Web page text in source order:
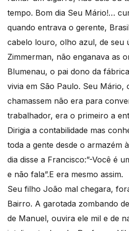
tempo. Bom dia Seu Mário!…
quando entrava o gerente,
cabelo louro, olho azul, de seu
Zimmerman, não enganava as
Blumenau, o pai dono da
vivia em São Paulo. Seu Mário,
chamassem não era para
trabalhador, era o primeiro a
Dirigia a contabilidade mas
toda a gente desde o armazém
dia disse a Francisco:”-Você é
e não fala”.E era mesmo assim.
Seu filho João mal chegara,
Bairro. A garotada zombando
de Manuel, ouvira ele mil e de